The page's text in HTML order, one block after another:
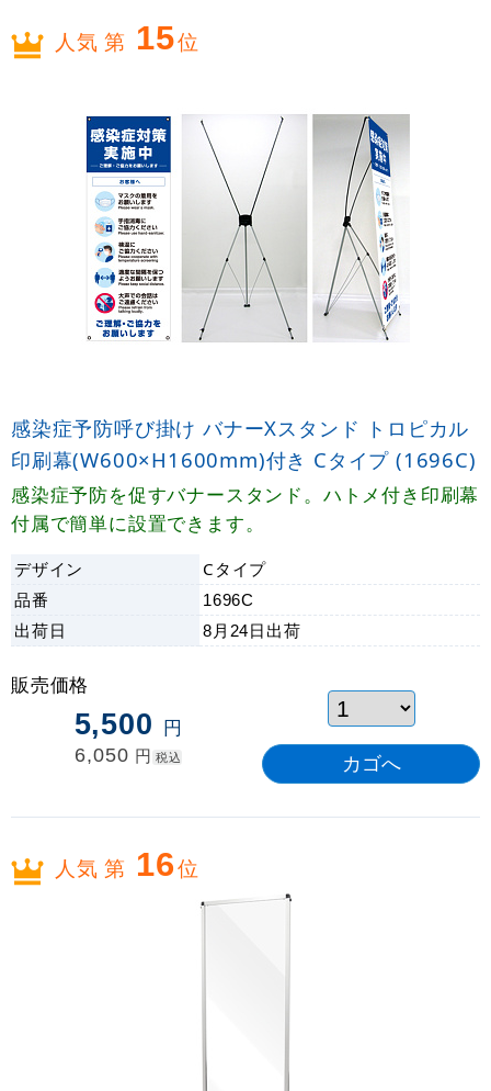
人気 第 15位
感染症予防呼び掛け バナーXスタンド トロピカル
印刷幕(W600×H1600mm)付き Cタイプ (1696C)
感染症予防を促すバナースタンド。ハトメ付き印刷幕
付属で簡単に設置できます。
デザイン
Cタイプ
品番
1696C
出荷日 8月24日 出荷
販売価格
5,500 円
6,050 円 税込
人気 第 16位